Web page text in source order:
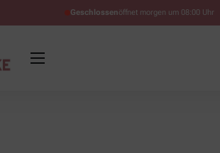
Geschlossenöffnet morgen um 08:00 Uhr